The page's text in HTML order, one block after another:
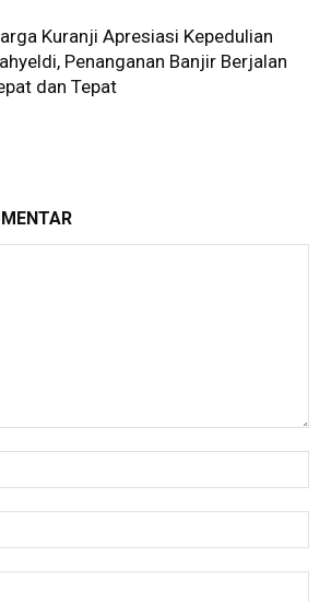
Kuranji Apresiasi Kepedulian
Penanganan Banjir Berjalan
dan Tepat